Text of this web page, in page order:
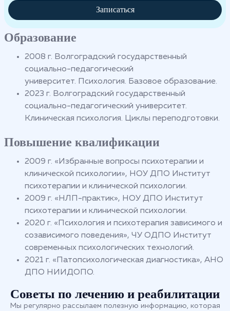
Записаться
Образование
2008 г. Волгоградский государственный
социально-педагогический
университет. Психология. Базовое образование.
2023 г. Волгоградский государственный
социально-педагогический университет.
Клиническая психология. Циклы переподготовки.
Повышение квалификации
2009 г. «Избранные вопросы психотерапии и
клинической психологии», НОУ ДПО Институт
психотерапии и клинической психологии.
2009 г. «НЛП-практик», НОУ ДПО Институт
психотерапии и клинической психологии.
2020 г. «Психология и психотерапия зависимого и
созависимого поведения», ЧУ ОДПО Институт
современных психологических технологий.
2021 г. «Патопсихологическая диагностика», АНО
ДПО НИИДОПО.
Советы по лечению и реабилитации
Мы регулярно рассылаем полезную информацию, которая